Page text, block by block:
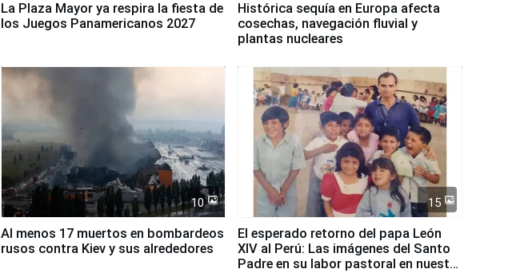
La Plaza Mayor ya respira la fiesta de
los Juegos Panamericanos 2027
Histórica sequía en Europa afecta
cosechas, navegación fluvial y
plantas nucleares
10
Al menos 17 muertos en bombardeos
rusos contra Kiev y sus alrededores
15
El esperado retorno del papa León
XIV al Perú: Las imágenes del Santo
Padre en su labor pastoral en nuestro